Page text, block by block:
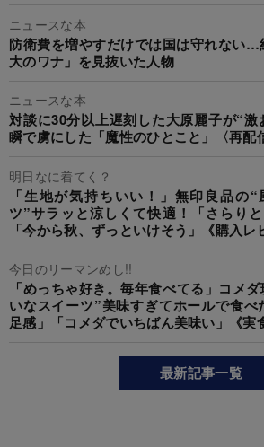
ニュースな本
防衛費を増やすだけでは国は守れない…
大のワナ」を見抜いた人物
ニュースな本
対談に30分以上遅刻した大原麗子が“
瞬で虜にした「魔性のひとこと」〈再配
明日なに着てく？
「生地が気持ちいい！」無印良品の
ツ”サラッと涼しくて快適！「さらり
「今から秋、ずっといけそう」《購入レ
今日のリーマンめし!!
「めっちゃ好き。毎年食べてる」コメ
いなスイーツ”美味すぎてホールで食
足感」「コメダでいちばん美味い」《実
最新記事一覧